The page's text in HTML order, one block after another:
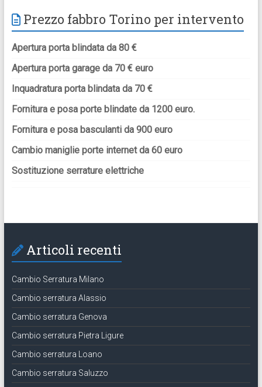
Prezzo fabbro Torino per intervento
Apertura porta blindata da 80 €
Apertura porta garage da 70 € euro
Inquadratura porta blindata da 70 €
Fornitura e posa porte blindate da 1200 euro.
Fornitura e posa basculanti da 900 euro
Cambio maniglie porte internet da 60 euro
Sostituzione serrature elettriche
Articoli recenti
Cambio Serratura Milano
Cambio serratura Alassio
Cambio serratura Genova
Cambio serratura Pietra Ligure
Cambio serratura Loano
Cambio serratura Saluzzo